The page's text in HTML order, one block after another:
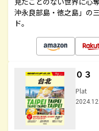
沖永良部島・徳之島」の
ド。
０３
Plat